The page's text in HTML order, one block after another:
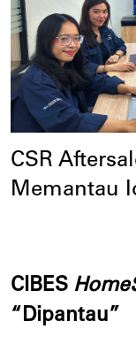
CSR
Memantau
CIBES
“Dipantau”